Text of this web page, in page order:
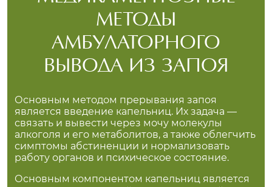
МЕТОДЫ
АМБУЛАТОРНОГО
ВЫВОДА ИЗ ЗАПОЯ
Основным методом прерывания запоя
является введение капельниц. Их задача —
связать и вывести через мочу молекулы
алкоголя и его метаболитов, а также облегчить
симптомы абстиненции и нормализовать
работу органов и психическое состояние.
Основным компонентом капельниц является